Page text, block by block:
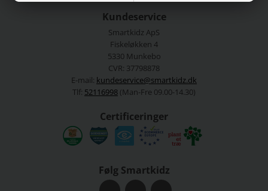
Kundeservice
Smartkidz ApS
Fiskeløkken 4
5330 Munkebo
CVR: 37798878
E-mail: kundeservice@smartkidz.dk
Tlf: 52116998 (Man-Fre 09.00-14.30)
Certificeringer
Følg Smartkidz